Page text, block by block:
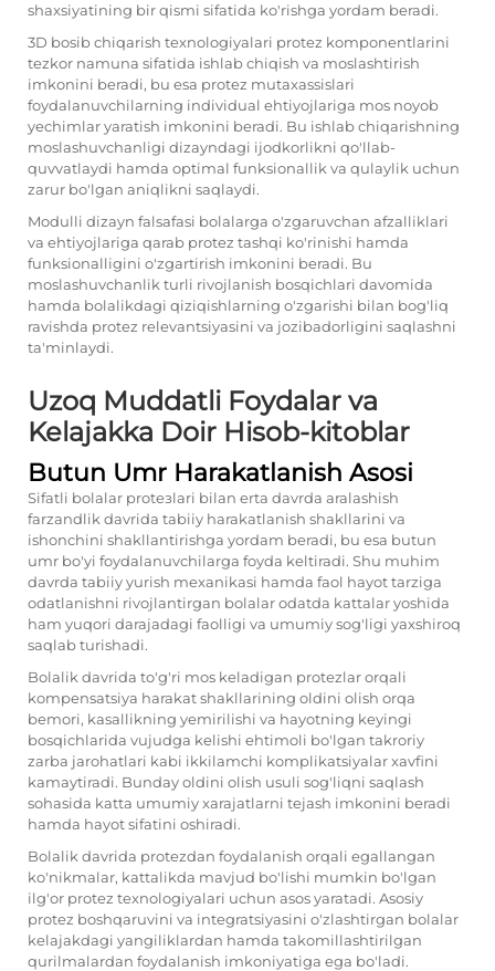
shaxsiyatining bir qismi sifatida ko'rishga yordam beradi.
3D bosib chiqarish texnologiyalari protez komponentlarini
tezkor namuna sifatida ishlab chiqish va moslashtirish
imkonini beradi, bu esa protez mutaxassislari
foydalanuvchilarning individual ehtiyojlariga mos noyob
yechimlar yaratish imkonini beradi. Bu ishlab chiqarishning
moslashuvchanligi dizayndagi ijodkorlikni qo'llab-
quvvatlaydi hamda optimal funksionallik va qulaylik uchun
zarur bo'lgan aniqlikni saqlaydi.
Modulli dizayn falsafasi bolalarga o'zgaruvchan afzalliklari
va ehtiyojlariga qarab protez tashqi ko'rinishi hamda
funksionalligini o'zgartirish imkonini beradi. Bu
moslashuvchanlik turli rivojlanish bosqichlari davomida
hamda bolalikdagi qiziqishlarning o'zgarishi bilan bog'liq
ravishda protez relevantsiyasini va jozibadorligini saqlashni
ta'minlaydi.
Uzoq Muddatli Foydalar va
Kelajakka Doir Hisob-kitoblar
Butun Umr Harakatlanish Asosi
Sifatli bolalar protезlari bilan erta davrda aralashish
farzandlik davrida tabiiy harakatlanish shakllarini va
ishonchini shakllantirishga yordam beradi, bu esa butun
umr bo'yi foydalanuvchilarga foyda keltiradi. Shu muhim
davrda tabiiy yurish mexanikasi hamda faol hayot tarziga
odatlanishni rivojlantirgan bolalar odatda kattalar yoshida
ham yuqori darajadagi faolligi va umumiy sog'ligi yaxshiroq
saqlab turishadi.
Bolalik davrida to'g'ri mos keladigan protеzlar orqali
kompensatsiya harakat shakllarining oldini olish orqa
bemori, kasallikning yemirilishi va hayotning keyingi
bosqichlarida vujudga kelishi ehtimoli bo'lgan takroriy
zarba jarohatlari kabi ikkilamchi komplikatsiyalar xavfini
kamaytiradi. Bunday oldini olish usuli sog'liqni saqlash
sohasida katta umumiy xarajatlarni tejash imkonini beradi
hamda hayot sifatini oshiradi.
Bolalik davrida protezdan foydalanish orqali egallangan
ko'nikmalar, kattalikda mavjud bo'lishi mumkin bo'lgan
ilg'or protez texnologiyalari uchun asos yaratadi. Asosiy
protez boshqaruvini va integratsiyasini o'zlashtirgan bolalar
kelajakdagi yangiliklardan hamda takomillashtirilgan
qurilmalardan foydalanish imkoniyatiga ega bo'ladi.